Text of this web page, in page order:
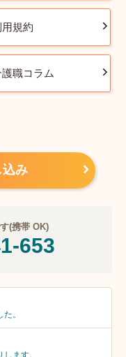
規約
職コラム
み
(携帯 OK)
653
。
ます。